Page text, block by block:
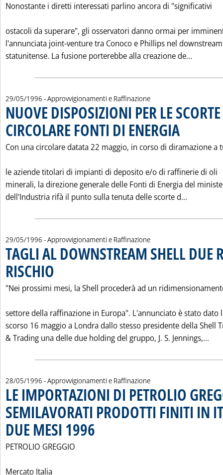
Nonostante i diretti interessati parlino ancora di "significativi
ostacoli da superare", gli osservatori danno ormai per
l'annunciata joint-venture tra Conoco e Phillips nel downstream
statunitense. La fusione porterebbe alla creazione de...
29/05/1996 - Approvvigionamenti e Raffinazione
NUOVE DISPOSIZIONI PER LE
CIRCOLARE FONTI DI ENERGIA
Con una circolare datata 22 maggio, in corso di diramazione a
le aziende titolari di impianti di deposito e/o di raffinerie di oli
minerali, la direzione generale delle Fonti di Energia del
dell'Industria rifà il punto sulla tenuta delle scorte d...
29/05/1996 - Approvvigionamenti e Raffinazione
TAGLI AL DOWNSTREAM SHELL DUE
RISCHIO
"Nei prossimi mesi, la Shell procederà ad un
settore della raffinazione in Europa". L'annunciato è stato dato
scorso 16 maggio a Londra dallo stesso presidente della Shell
& Trading una delle due holding del gruppo, J. S. Jennings,...
28/05/1996 - Approvvigionamenti e Raffinazione
LE IMPORTAZIONI DI PETROLIO
SEMILAVORATI PRODOTTI FINITI IN
DUE MESI 1996
PETROLIO GREGGIO
Mercato Italia